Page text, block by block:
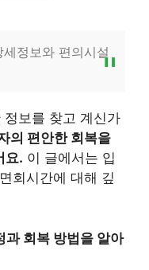
정보와 편의시설
보를 찾고 계신가
의 편안한 회복을
요. 이 글에서는 입
회시간에 대해 깊
과 회복 방법을 알아